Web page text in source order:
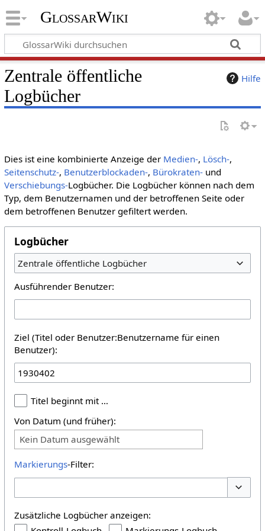
GlossarWiki
Hilfe
Zentrale öffentliche
Logbücher
Dies ist eine kombinierte Anzeige der Medien-, Lösch-,
Seitenschutz-, Benutzerblockaden-, Bürokraten-und
Verschiebungs-Logbücher. Die Logbücher können nach dem
Typ, dem Benutzernamen und der betroffenen Seite oder
dem betroffenen Benutzer gefiltert werden.
Logbücher
Zentrale öffentliche Logbücher
Ausführender Benutzer:
Ziel (Titel oder Benutzer:Benutzername für einen
Benutzer):
Titel beginnt mit …
Von Datum (und früher):
Kein Datum ausgewählt
Markierungs-Filter:
Zusätzliche Logbücher anzeigen: